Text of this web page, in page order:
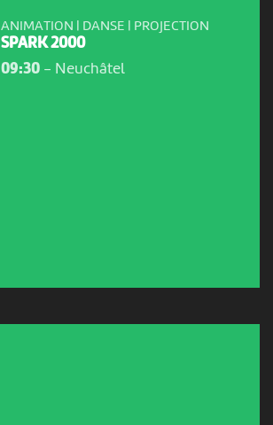
ANIMATION | DANSE | PROJECTION
SPARK 2000
09:30- Neuchâtel